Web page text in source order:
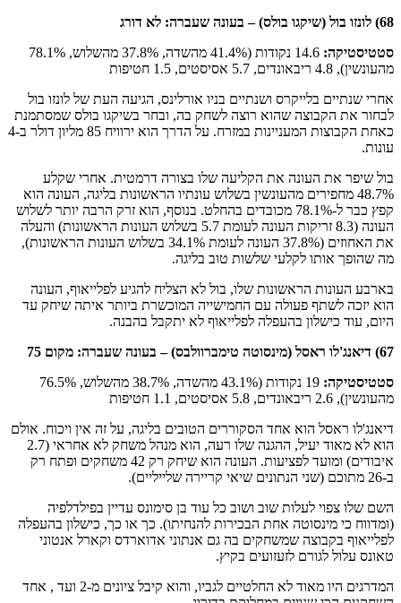
68) לונזו בול (שיקגו בולס) –
בעונה שעברה: לא דורג
סטטיסטיקה:
14.6 נקודות (41.4% מהשדה, 37.8% מהשלוש, 78.1%
מהעונשין), 4.8 ריבאונדים, 5.7 אסיסטים, 1.5 חטיפות
אחרי שנתיים בלייקרס ושנתיים בניו אורלינס, הגיעה העת של לונזו בול
לבחור את הקבוצה שהוא רוצה לשחק בה, ובחר בשיקגו בולס שמסתמנת
כאחת הקבוצות המעניינות במזרח. על הדרך הוא ירוויח 85 מליון דולר ב-4
עונות.
בול שיפר את העונה את הקליעה שלו בצורה דרמטית. אחרי שקלע
48.7% מחפירים מהעונשין בשלוש עונתיו הראשונות בליגה, העונה הוא
קפץ כבר ל-78.1% מכובדים בהחלט. בנוסף, הוא זרק הרבה יותר לשלוש
העונה (8.3 זריקות העונה לעומת 5.7 בשלוש העונות הראשונות) והעלה
את האחוזים (37.8% העונה לעומת 34.1% בשלוש העונות הראשונות),
מה שהופך אותו לקלעי שלשות טוב בליגה.
בארבע העונות הראשונות שלו, בול לא הצליח להגיע לפלייאוף, העונה
הוא יזכה לשתף פעולה עם החמישייה המוכשרת ביותר איתה שיחק עד
היום, עוד כישלון בהעפלה לפלייאוף לא יתקבל בהבנה.
67) דיאנג'לו ראסל (מינסוטה טימברוולבס) –
בעונה שעברה: מקום 75
סטטיסטיקה:
19 נקודות (43.1% מהשדה, 38.7% מהשלוש, 76.5%
מהעונשין), 2.6 ריבאונדים, 5.8 אסיסטים, 1.1 חטיפות
דיאנג'לו ראסל הוא אחד הסקוררים הטובים בליגה, על זה אין ויכוח. אולם
הוא לא מאוד יעיל, ההגנה שלו רעה, הוא מנהל משחק לא אחראי (2.7
איבודים) ומועד לפציעות. העונה הוא שיחק רק 42 משחקים ופתח רק
ב-26 מתוכם (שני הנתונים שיאי קריירה שלייליים).
השם שלו צפוי לעלות שוב ושוב כל עוד בן סימונס עדיין בפילדלפיה
(ומדווח כי מינסוטה אחת הבכירות להנחיתו). כך או כך, כישלון בהעפלה
לפלייאוף בקבוצה שמשחקים בה גם אנתוני אדוארדס וקארל אנטוני
טאונס עלול לגורם לזעזועים בקיץ.
המדרגים היו מאוד לא החלטיים לגביו, והוא קיבל ציונים מ-2 ועד , אחד